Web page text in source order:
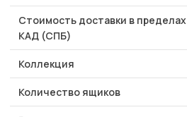
Стоимость доставки в пределах
КАД (СПБ)
Коллекция
Количество ящиков